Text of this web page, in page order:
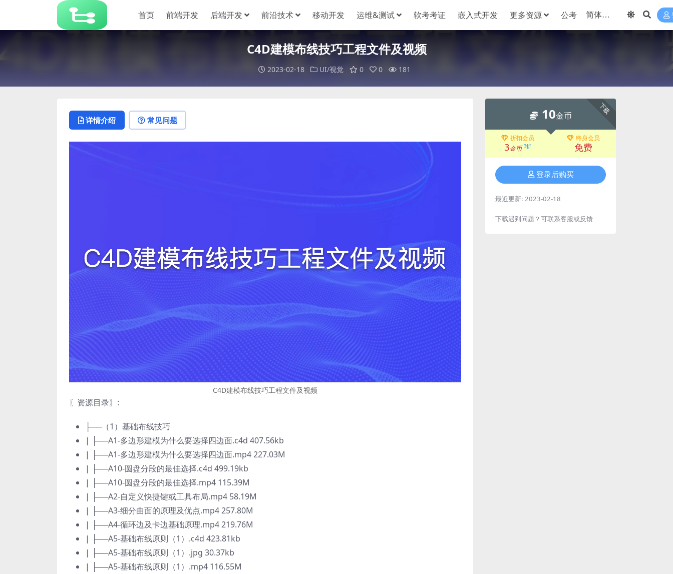
首页 前端开发 后端开发 前沿技术 移动开发 运维&测试 软考考证 嵌入式开发 更多资源 公考
C4D建模布线技巧工程文件及视频
2023-02-18 UI/视觉 0 0 181
详情介绍 常见问题
C4D建模布线技巧工程文件及视频
〖资源目录〗:
├──（1）基础布线技巧
| ├──A1-多边形建模为什么要选择四边面.c4d 407.56kb
| ├──A1-多边形建模为什么要选择四边面.mp4 227.03M
| ├──A10-圆盘分段的最佳选择.c4d 499.19kb
| ├──A10-圆盘分段的最佳选择.mp4 115.39M
| ├──A2-自定义快捷键或工具布局.mp4 58.19M
| ├──A3-细分曲面的原理及优点.mp4 257.80M
| ├──A4-循环边及卡边基础原理.mp4 219.76M
| ├──A5-基础布线原则（1）.c4d 423.81kb
| ├──A5-基础布线原则（1）.jpg 30.37kb
| ├──A5-基础布线原则（1）.mp4 116.55M
下载
10金币
折扣会员
3金币 3折
终身会员
免费
登录后购买
最近更新: 2023-02-18
下载遇到问题？可联系客服或反馈